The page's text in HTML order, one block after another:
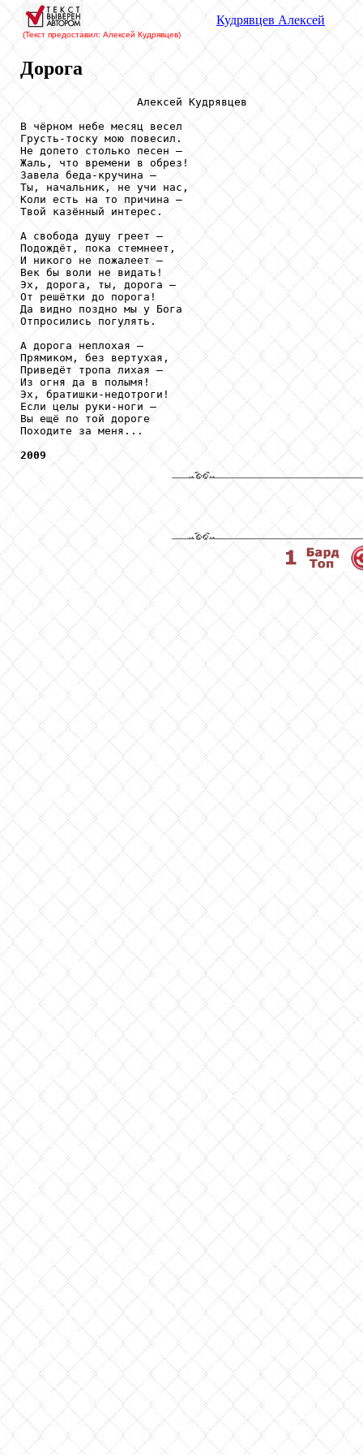
(Текст предоставил: Алексей Кудрявцев)
Кудрявцев Алексей
Дорога
                  Алексей Кудрявцев
В чёрном небе месяц весел
Грусть-тоску мою повесил.
Не допето столько песен –
Жаль, что времени в обрез!
Завела беда-кручина –
Ты, начальник, не учи нас,
Коли есть на то причина –
Твой казённый интерес.
А свобода душу греет –
Подождёт, пока стемнеет,
И никого не пожалеет –
Век бы воли не видать!
Эх, дорога, ты, дорога –
От решётки до порога!
Да видно поздно мы у Бога
Отпросились погулять.
А дорога неплохая –
Прямиком, без вертухая,
Приведёт тропа лихая –
Из огня да в полымя!
Эх, братишки-недотроги!
Если целы руки-ноги –
Вы ещё по той дороге
Походите за меня...
2009